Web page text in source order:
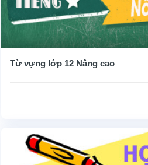
Từ vựng lớp 12 Nâng cao